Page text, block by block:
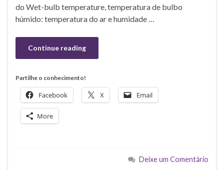
do Wet-bulb temperature, temperatura de bulbo
húmido: temperatura do ar e humidade …
Continue reading
Partilhe o conhecimento!
Facebook X Email
More
Deixe um Comentário